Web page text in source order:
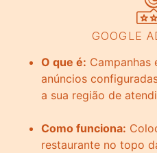
GOOGLE
O que é: Campanhas
anúncios
a sua região de
Como funciona:
restaurante no topo